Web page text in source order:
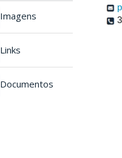
Imagens
Links
Documentos